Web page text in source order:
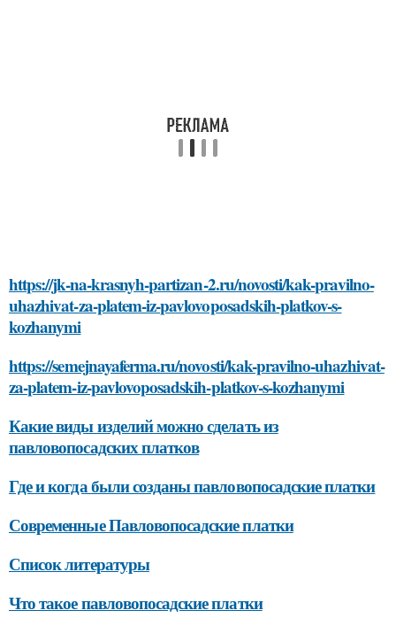
https://jk-na-krasnyh-partizan-2.ru/novosti/kak-pravilno-
uhazhivat-za-platem-iz-pavlovoposadskih-platkov-s-
kozhanymi
https://semejnayaferma.ru/novosti/kak-pravilno-uhazhivat-
za-platem-iz-pavlovoposadskih-platkov-s-kozhanymi
Какие виды изделий можно сделать из
павловопосадских платков
Где и когда были созданы павловопосадские платки
Современные Павловопосадские платки
Список литературы
Что такое павловопосадские платки